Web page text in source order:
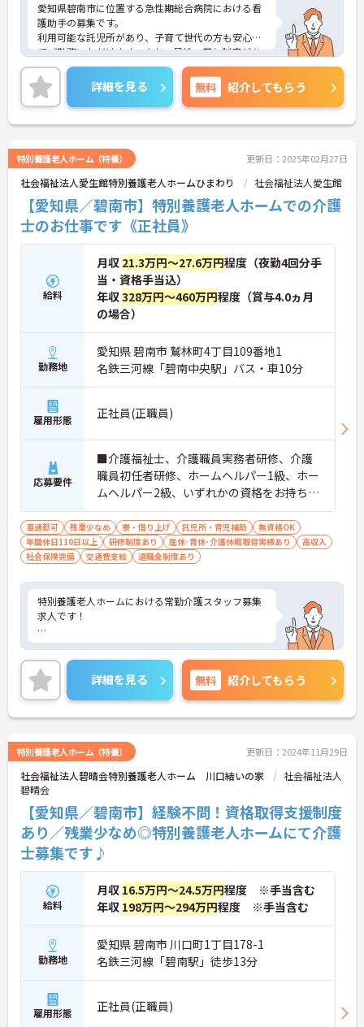
愛知県碧南市に位置する急性期総合病院における看
護助手の募集です。
利用可能な託児所があり、子育て世代の方も安心し
てご勤務いただけます。また、昇給・賞与制度があ
り、頑張りがきちんと評価される職場です。
ご興味のある方には、面接対策ポイントなど、さら
に詳細をお話しいたしますのでお気軽にご相談くだ
さい！
詳細を見る 無料 紹介してもらう
特別養護老人ホーム（特養） 更新日：2025年02月27日
社会福祉法人愛生館特別養護老人ホームひまわり 社会福祉法人愛生館
【愛知県／碧南市】特別養護老人ホームでの介護
士のお仕事です《正社員》
給料
月収 21.3万円～27.6万円程度（夜勤4回分手
当・資格手当込）
年収328万円～460万円程度（賞与4.0ヵ月
の場合）
勤務地
愛知県 碧南市 鷲林町4丁目109番地1
名鉄三河線「碧南中央駅」バス・車10分
雇用形態 正社員(正職員)
応募要件
■介護福祉士、介護職員実務者研修、介護
職員初任者研修、ホームヘルパー1級、ホー
ムヘルパー2級、いずれかの資格をお持ちの
方
車通勤可 残業少なめ 寮・借り上げ 託児所・育児補助
無資格OK
年間休日110日以上
研修制度あり 産休･育休･介護休暇取得実績あり
高収入
社会保険完備
交通費支給 退職金制度あり
特別養護老人ホームにおける常勤介護スタッフ募集
求人です！
連続休暇や季節休暇、アニバーサリー休暇など休暇
制度が充実しておりお休みがしっかり取れる環境で
す！
実です！
ご興味ある方には、面接のポイントなど、さらに詳
細をお話致しますのでお気軽にご相談ください。
詳細を見る 無料 紹介してもらう
特別養護老人ホーム（特養） 更新日：2024年11月29日
社会福祉法人碧晴会特別養護老人ホーム 川口結いの家
社会福祉法人
碧晴会
【愛知県／碧南市】経験不問！資格取得支援制度
あり／残業少なめ◎特別養護老人ホームにて介護
士募集です♪
給料
月収 16.5万円～24.5万円程度 ※手当含む
年収 198万円～294万円程度 ※手当含む
勤務地
愛知県 碧南市 川口町1丁目178-1
名鉄三河線「碧南駅」徒歩13分
雇用形態 正社員(正職員)